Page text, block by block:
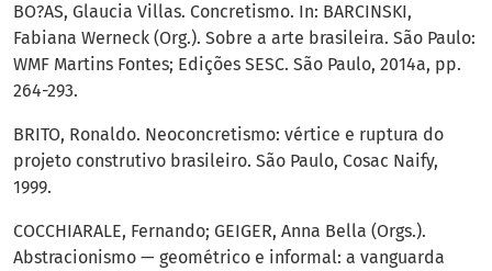
BO?AS, Glaucia Villas. Concretismo. In: BARCINSKI,
Fabiana Werneck (Org.). Sobre a arte brasileira. São Paulo:
WMF Martins Fontes; Edições SESC. São Paulo, 2014a, pp.
264-293.
BRITO, Ronaldo. Neoconcretismo: vértice e ruptura do
projeto construtivo brasileiro. São Paulo, Cosac Naify,
1999.
COCCHIARALE, Fernando; GEIGER, Anna Bella (Orgs.).
Abstracionismo — geométrico e informal: a vanguarda